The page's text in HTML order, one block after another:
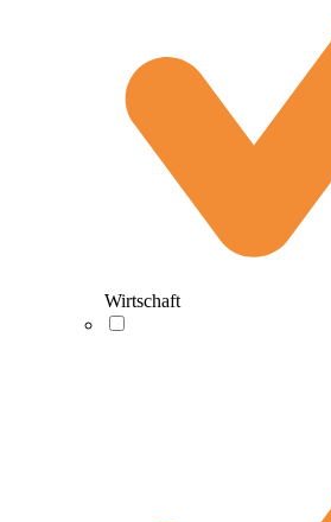
Wirtschaft